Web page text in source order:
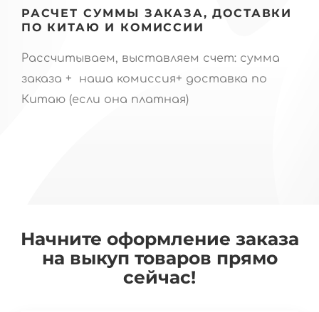
РАСЧЕТ СУММЫ ЗАКАЗА, ДОСТАВКИ
ПО КИТАЮ И КОМИССИИ
Рассчитываем, выставляем счет: сумма
заказа + наша комиссия+ доставка по
Китаю (если она платная)
Начните оформление заказа
на выкуп товаров прямо
сейчас!